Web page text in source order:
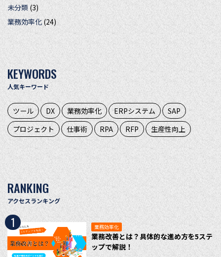
未分類 (3)
業務効率化 (24)
KEYWORDS
人気キーワード
ツール DX 業務効率化 ERPシステム
SAP
プロジェクト
仕事術 RPA RFP 生産性向上
RANKING
アクセスランキング
1 業務効率化
業務改善とは？具体的な進め方を5ステ
ップで解説！